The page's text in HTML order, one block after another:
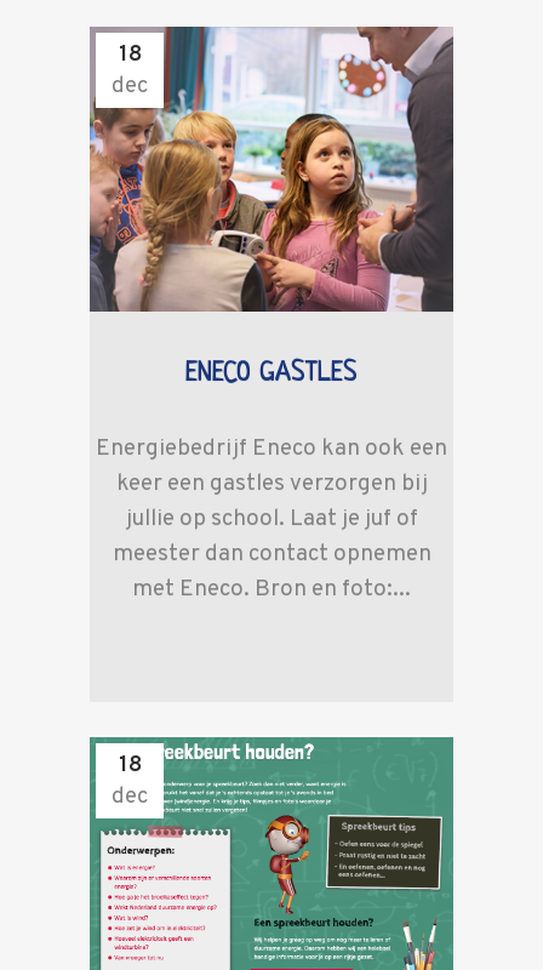
18
dec
ENECO GASTLES
Energiebedrijf Eneco kan ook een
keer een gastles verzorgen bij
jullie op school. Laat je juf of
meester dan contact opnemen
met Eneco. Bron en foto:...
18
dec